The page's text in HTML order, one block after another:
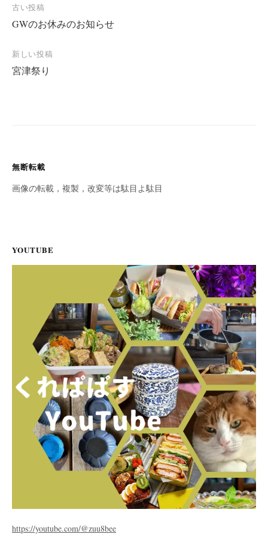
投
稿
ナ
ビ
古い投稿
GWのお休みのお知らせ
新しい投稿
宮津祭り
無断転載
画像の転載，複製，改変等は駄目よ駄目
YOUTUBE
https://youtube.com/@zuu8bee